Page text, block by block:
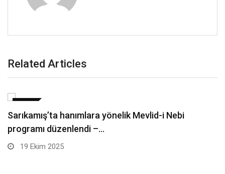
Related Articles
Ziraat Odası Başkanı Mustafa Ateş: Damla
sulamaya geçmeliyiz…
19 Ekim 2025